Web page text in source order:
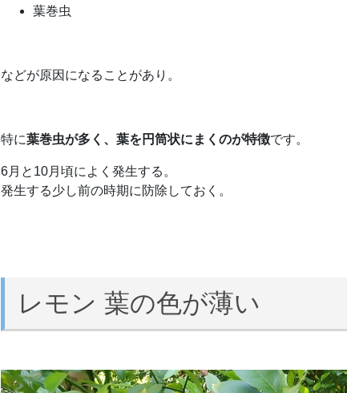
葉巻虫
などが原因になることがあり。
特に葉巻虫が多く、葉を円筒状にまくのが特徴です。
6月と10月頃によく発生する。
発生する少し前の時期に防除しておく。
レモン 葉の色が薄い